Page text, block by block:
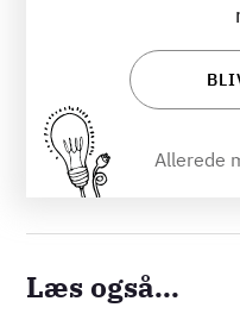
Allerede
Læs også...